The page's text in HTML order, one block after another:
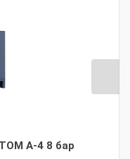
А-4 8 бар